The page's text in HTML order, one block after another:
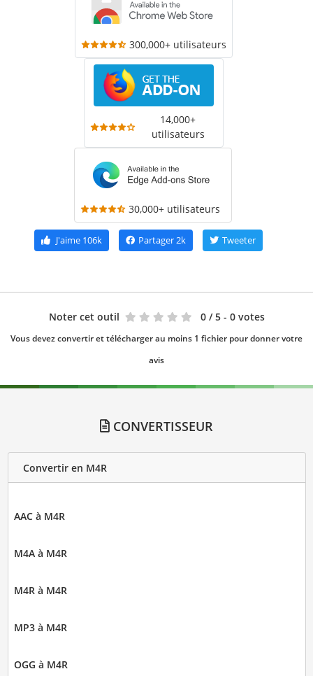
300,000+ utilisateurs
14,000+
utilisateurs
30,000+ utilisateurs
J'aime106k Partager2k Tweeter
Noter cet outil 0 / 5 - 0 votes
Vous devez convertir et télécharger au moins 1 fichier pour donner votre
avis
CONVERTISSEUR
Convertir en M4R
AAC à M4R
M4A à M4R
M4R à M4R
MP3 à M4R
OGG à M4R